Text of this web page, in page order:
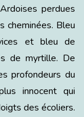
perdues
cheminées. Bleu
et bleu de
de myrtille. De
profondeurs du
innocent qui
des écoliers.